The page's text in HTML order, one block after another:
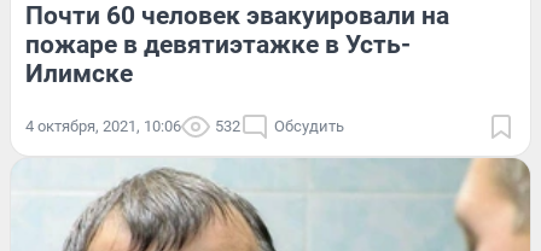
Почти 60 человек эвакуировали на
пожаре в девятиэтажке в Усть-
Илимске
4 октября, 2021, 10:06 532 Обсудить